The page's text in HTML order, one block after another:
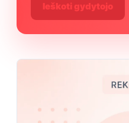
Ieškoti gydytojo